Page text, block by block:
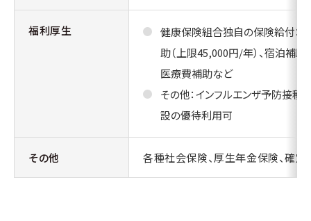
福利厚生
健康保険組合独自の保険給付：
助（上限45,000円/年）、宿泊補助
医療費補助など
その他：インフルエンザ予防接種
設の優待利用可
その他 各種社会保険、厚生年金保険、確